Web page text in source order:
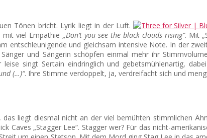
Tönen bricht. Lyrik liegt in der Luft.
mit viel Empathie „Don’t you see the black clouds rising“. Mit
entschleunigende und gleichsam intensive Note. In der
und Sängerin schöpfen einmal mehr ihr
singt Sertain eindringlich und gebetsmühlenartig,
(…)“. Ihre Stimme verdoppelt, ja, verdreifacht sich und
liegt diesmal nicht an der viel bemühten stimmlichen
„Stagger Lee“. Stagger wer? Für das nicht-